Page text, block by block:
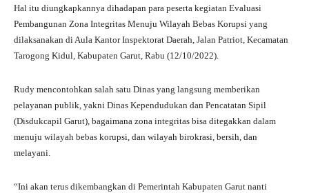
Hal itu diungkapkannya dihadapan para peserta kegiatan Evaluasi
Pembangunan Zona Integritas Menuju Wilayah Bebas Korupsi yang
dilaksanakan di Aula Kantor Inspektorat Daerah, Jalan Patriot, Kecamatan
Tarogong Kidul, Kabupaten Garut, Rabu (12/10/2022).
Rudy mencontohkan salah satu Dinas yang langsung memberikan
pelayanan publik, yakni Dinas Kependudukan dan Pencatatan Sipil
(Disdukcapil Garut), bagaimana zona integritas bisa ditegakkan dalam
menuju wilayah bebas korupsi, dan wilayah birokrasi, bersih, dan
melayani.
“Ini akan terus dikembangkan di Pemerintah Kabupaten Garut nanti